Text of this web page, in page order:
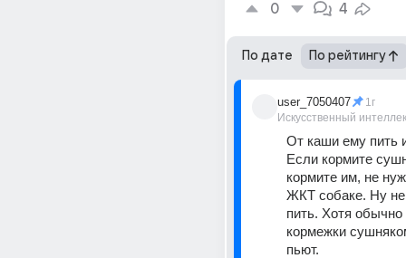
0 4
По дате По рейтингу
user_7050407
Искусственный
1г
От каши ему пить
Если кормите
кормите им, не
ЖКТ собаке. Ну не
пить. Хотя обычно
кормежки
пьют.